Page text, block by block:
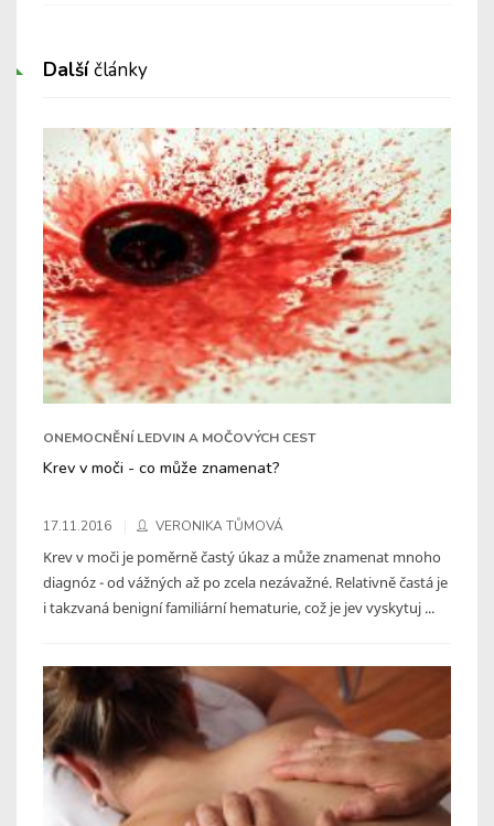
Dalšíčlánky
ONEMOCNĚNÍ LEDVIN A MOČOVÝCH CEST
Krev v moči - co může znamenat?
17.11.2016 VERONIKA TŮMOVÁ
Krev v moči je poměrně častý úkaz a může znamenat mnoho
diagnóz - od vážných až po zcela nezávažné. Relativně častá je
i takzvaná benigní familiární hematurie, což je jev vyskytuj ...